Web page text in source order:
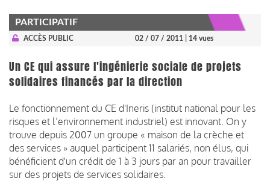
PARTICIPATIF
ACCÈS PUBLIC 02 / 07 / 2011 | 14 vues
Un CE qui assure l'ingénierie sociale de projets
solidaires financés par la direction
Le fonctionnement du CE d'Ineris (institut national pour les
risques et l’environnement industriel) est innovant. On y
trouve depuis 2007 un groupe « maison de la crèche et
des services » auquel participent 11 salariés, non élus, qui
bénéficient d'un crédit de 1 à 3 jours par an pour travailler
sur des projets de services solidaires.